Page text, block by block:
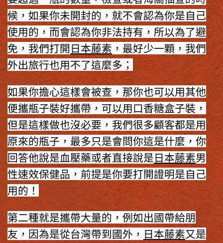
候，如果你未開封的，就不會認為你是自己
使用的，而會認為你非法持有，所以為了避
免，我們打開 日本藤素 ，最好少一顆，我們
外出旅行也用不了這麼多；
如果你擔心這樣會被查，那你也可以用其他
便攜瓶子裝好攜帶，可以用口香糖盒子裝，
但是這樣做也沒必要，我們很多顧客都是用
原來的瓶子，最多只是會問你這是什麼，你
回答他說是血壓藥或者直接說是日本藤素男
性速效保健品，前提是你要打開證明是自己
用的！
第二種就是攜帶大量的，例如出國帶給朋
友，因為是從台灣帶到國外， 日本藤素又是